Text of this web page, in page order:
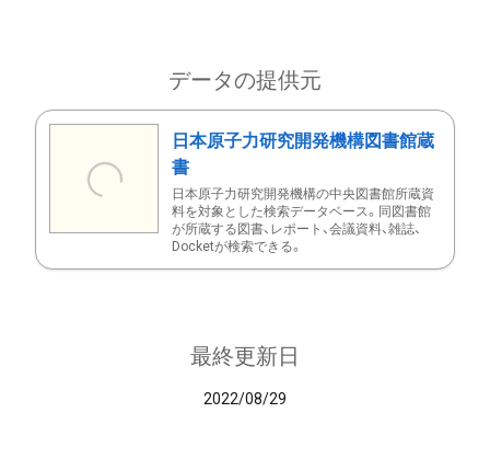
データの提供元
日本原子力研究開発機構図書館蔵
書
日本原子力研究開発機構の中央図書館所蔵資
料を対象とした検索データベース。同図書館
が所蔵する図書、レポート、会議資料、雑誌、
Docketが検索できる。
最終更新日
2022/08/29